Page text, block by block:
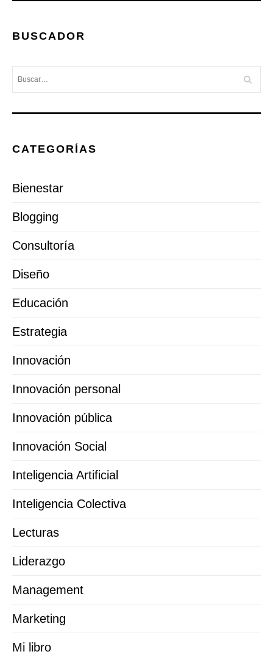
BUSCADOR
CATEGORÍAS
Bienestar
Blogging
Consultoría
Diseño
Educación
Estrategia
Innovación
Innovación personal
Innovación pública
Innovación Social
Inteligencia Artificial
Inteligencia Colectiva
Lecturas
Liderazgo
Management
Marketing
Mi libro